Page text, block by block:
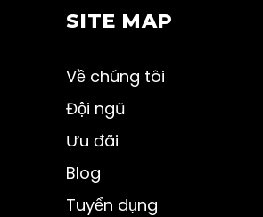
SITE MAP
Về chúng tôi
Đội ngũ
Ưu đãi
Blog
Tuyển dụng